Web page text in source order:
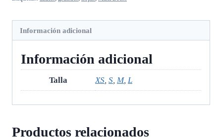
Información adicional
Información adicional
Talla XS, S, M, L
Productos relacionados